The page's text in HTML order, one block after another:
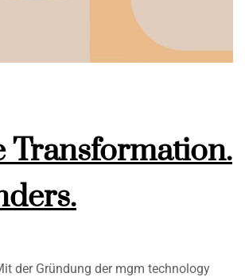
Transformation.
der Gründung der mgm technology